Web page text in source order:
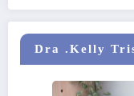
Dra .Kelly